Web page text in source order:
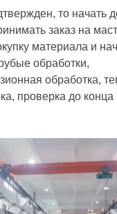
то начать
заказ на
материала и
обработки,
обработка,
проверка до конца